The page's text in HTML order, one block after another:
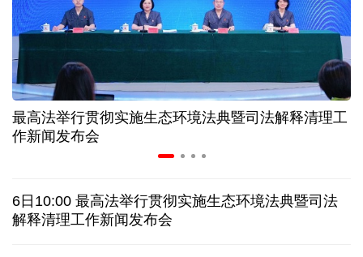
非必要不乱花 医保个人账户里的钱如何用在刀刃上
"校园贷"换上"新马甲" 警惕暑假期间网络消费陷阱
2026暑期档票房破85亿 已连续30天单日票房破亿
探访泰缅“死亡铁路”，见证日本军国主义侵略罪行
最高法举行贯彻实施生态环境法典暨司法解释清理工
作新闻发布会
6日10:00 最高法举行贯彻实施生态环境法典暨司法
解释清理工作新闻发布会